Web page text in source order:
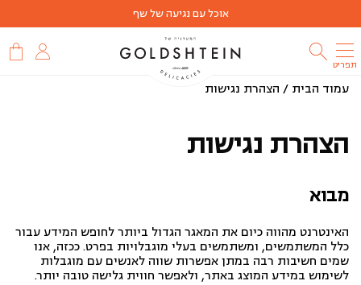
אוכל עם נגיעה של שף
תפריט
עמוד הבית / הצהרת נגישות
הצהרת נגישות
מבוא
האינטרנט מהווה כיום את המאגר הגדול ביותר לחופש המידע עבור
כלל המשתמשים, ומשתמשים בעלי מוגבלויות בפרט. ככזה, אנו
שמים חשיבות רבה במתן אפשרות שווה לאנשים עם מוגבלות
לשימוש במידע המוצג באתר, ולאפשר חווית גלישה טובה יותר.